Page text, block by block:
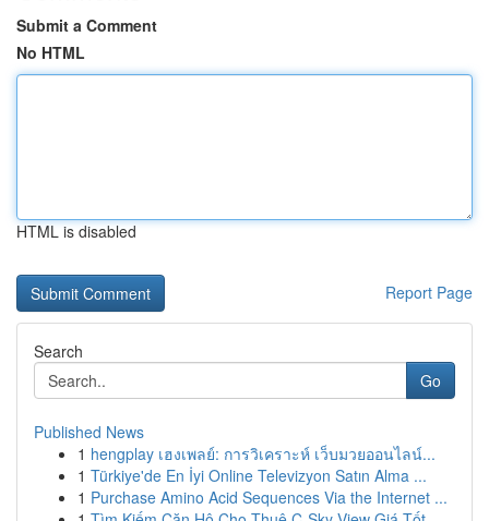
Submit a Comment
No HTML
HTML is disabled
Report Page
Search
Go
Published News
1 hengplay เฮงเพลย์: การวิเคราะห์ เว็บมวยออนไลน์...
1 Türkiye'de En İyi Online Televizyon Satın Alma ...
1 Purchase Amino Acid Sequences Via the Internet ...